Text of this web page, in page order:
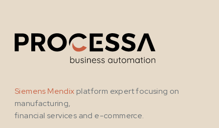
Siemens Mendix platform expert focusing on
manufacturing,
financial services and e-commerce.